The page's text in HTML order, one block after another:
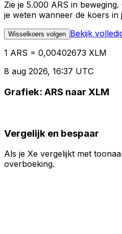
Zie je 5.000 ARS in
je weten wanneer de koers
Wisselkoers volgen Bekijk
1 ARS = 0,00402673 XLM
8 aug 2026, 16:37 UTC
Grafiek: ARS naar XLM
Vergelijk en bespaar
Als je Xe vergelijkt met
overboeking.